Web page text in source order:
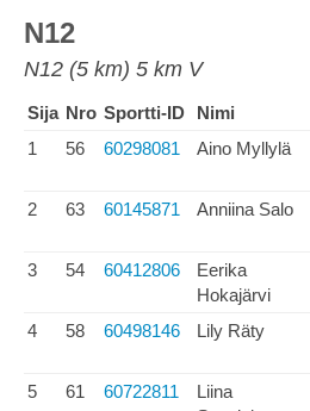
N12
N12 (5 km) 5 km V
Sija Nro Sportti-ID Nimi
1
56 60298081 Aino Myllylä
2 63 60145871 Anniina Salo
3 54 60412806
Eerika
Hokajärvi
4 58 60498146 Lily Räty
5 61 60722811
Liina